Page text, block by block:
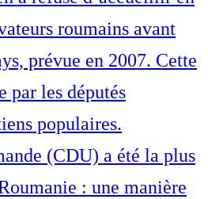
roumains avant
prévue en 2007. Cette
par les députés
populaires.
(CDU) a été la plus
: une manière